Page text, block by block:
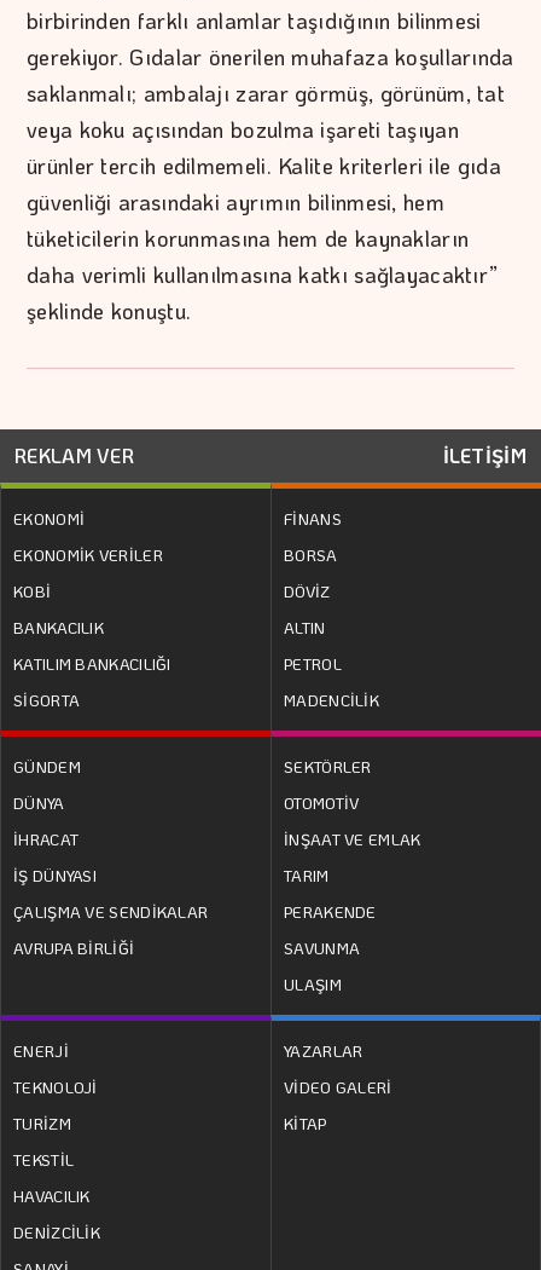
birbirinden farklı anlamlar taşıdığının bilinmesi
gerekiyor. Gıdalar önerilen muhafaza koşullarında
saklanmalı; ambalajı zarar görmüş, görünüm, tat
veya koku açısından bozulma işareti taşıyan
ürünler tercih edilmemeli. Kalite kriterleri ile gıda
güvenliği arasındaki ayrımın bilinmesi, hem
tüketicilerin korunmasına hem de kaynakların
daha verimli kullanılmasına katkı sağlayacaktır”
şeklinde konuştu.
REKLAM VER İLETİŞİM
EKONOMİ
EKONOMİK VERİLER
KOBİ
BANKACILIK
KATILIM BANKACILIĞI
SİGORTA
FİNANS
BORSA
DÖVİZ
ALTIN
PETROL
MADENCİLİK
GÜNDEM
DÜNYA
İHRACAT
İŞ DÜNYASI
ÇALIŞMA VE SENDİKALAR
AVRUPA BİRLİĞİ
SEKTÖRLER
OTOMOTİV
İNŞAAT VE EMLAK
TARIM
PERAKENDE
SAVUNMA
ULAŞIM
ENERJİ
TEKNOLOJİ
TURİZM
TEKSTİL
HAVACILIK
DENİZCİLİK
YAZARLAR
VİDEO GALERİ
KİTAP